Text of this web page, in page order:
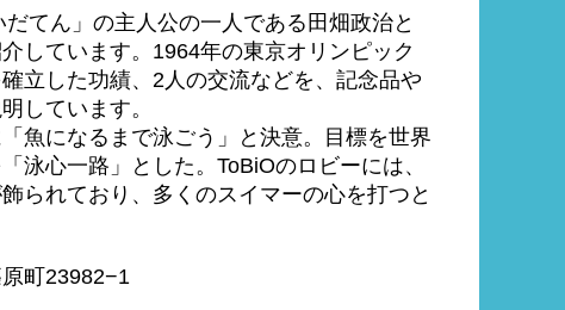
てん」の主人公の一人である田畑政治と
しています。1964年の東京オリンピック
立した功績、2人の交流などを、記念品や
しています。
魚になるまで泳ごう」と決意。目標を世界
泳心一路」とした。ToBiOのロビーには、
られており、多くのスイマーの心を打つと
町23982−1